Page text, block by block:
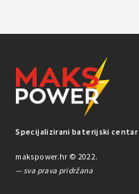
Specijalizirani baterijski centar
makspower.hr © 2022.
— sva prava pridržana